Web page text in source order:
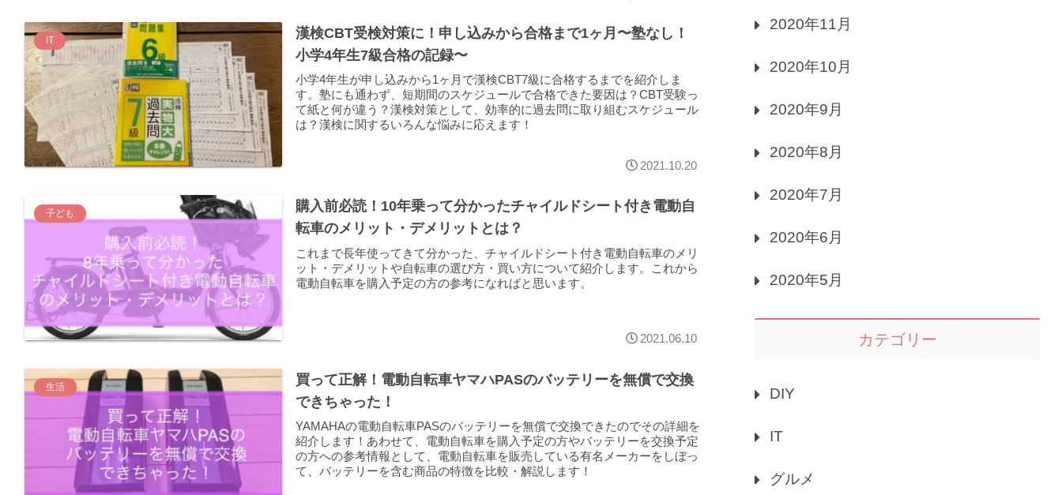
IT
漢検CBT受検対策に！申し込みから合格まで1ヶ月〜塾なし！
小学4年生7級合格の記録〜
小学4年生が申し込みから1ヶ月で漢検CBT7級に合格するまでを紹介しま
す。塾にも通わず、短期間のスケジュールで合格できた要因は？CBT受験っ
て紙と何が違う？漢検対策として、効率的に過去問に取り組むスケジュール
は？漢検に関するいろんな悩みに応えます！
2021.10.20
子ども
購入前必読！10年乗って分かったチャイルドシート付き電動自
転車のメリット・デメリットとは？
これまで長年使ってきて分かった、チャイルドシート付き電動自転車のメリ
ット・デメリットや自転車の選び方・買い方について紹介します。これから
電動自転車を購入予定の方の参考になればと思います。
2021.06.10
生活
買って正解！電動自転車ヤマハPASのバッテリーを無償で交換
できちゃった！
YAMAHAの電動自転車PASのバッテリーを無償で交換できたのでその詳細を
紹介します！あわせて、電動自転車を購入予定の方やバッテリーを交換予定
の方への参考情報として、電動自転車を販売している有名メーカーをしぼっ
て、バッテリーを含む商品の特徴を比較・解説します！
2020年11月
2020年10月
2020年9月
2020年8月
2020年7月
2020年6月
2020年5月
カテゴリー
DIY
IT
グルメ